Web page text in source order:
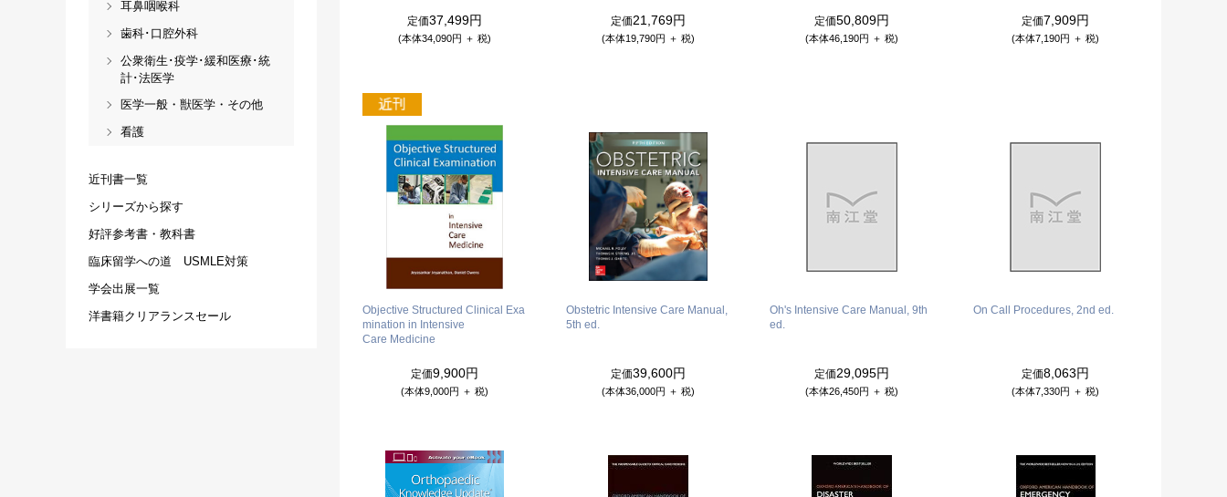
定価37,499円
(本体34,090円 ＋ 税)
定価21,769円
(本体19,790円 ＋ 税)
定価50,809円
(本体46,190円 ＋ 税)
定価7,909円
(本体7,190円 ＋ 税)
Objective Structured Clinical Exa
mination in Intensive
Care Medicine
定価9,900円
(本体9,000円 ＋ 税)
Obstetric Intensive Care Manual,
5th ed.
定価39,600円
(本体36,000円 ＋ 税)
Oh's Intensive Care Manual, 9th
ed.
定価29,095円
(本体26,450円 ＋ 税)
On Call Procedures, 2nd ed.
定価8,063円
(本体7,330円 ＋ 税)
耳鼻咽喉科
歯科･口腔外科
公衆衛生･疫学･緩和医療･統
計･法医学
医学一般・獣医学・その他
看護
近刊書一覧
シリーズから探す
好評参考書・教科書
臨床留学への道 USMLE対策
学会出展一覧
洋書籍クリアランスセール